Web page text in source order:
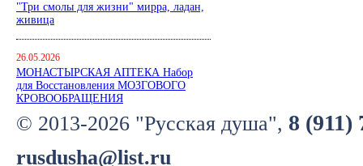
"Три смолы для жизни" мирра, ладан,
живица
26.05.2026
МОНАСТЫРСКАЯ АПТЕКА Набор
для Восстановления МОЗГОВОГО
КРОВООБРАЩЕНИЯ
© 2013-2026 "Русская душа", 8 (911)
rusdusha@list.ru